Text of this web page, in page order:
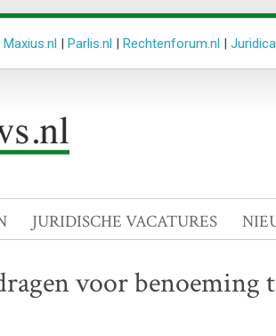
Maxius.nl | Parlis.nl | Rechtenforum.nl |
JURIDISCHE VACATURES
voor benoeming